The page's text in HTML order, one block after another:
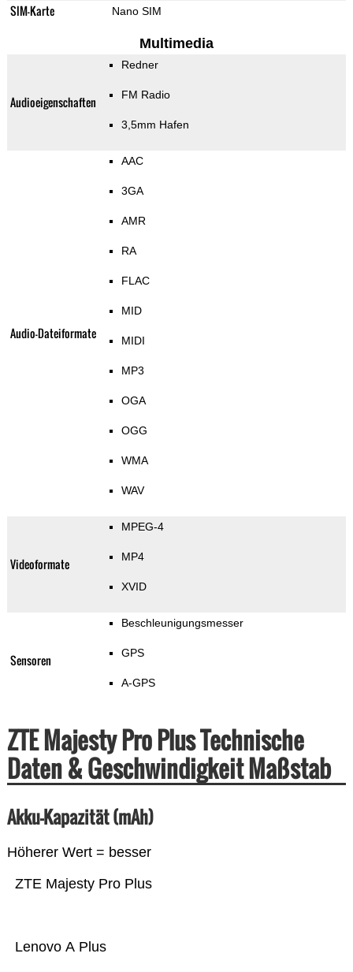
SIM-Karte Nano SIM
Multimedia
Audioeigenschaften
Redner
FM Radio
3,5mm Hafen
Audio-Dateiformate
AAC
3GA
AMR
RA
FLAC
MID
MIDI
MP3
OGA
OGG
WMA
WAV
Videoformate
MPEG-4
MP4
XVID
Sensoren
Beschleunigungsmesser
GPS
A-GPS
ZTE Majesty Pro Plus Technische
Daten & Geschwindigkeit Maßstab
Akku-Kapazität (mAh)
Höherer Wert = besser
Lenovo A Plus
ZTE Majesty Pro Plus